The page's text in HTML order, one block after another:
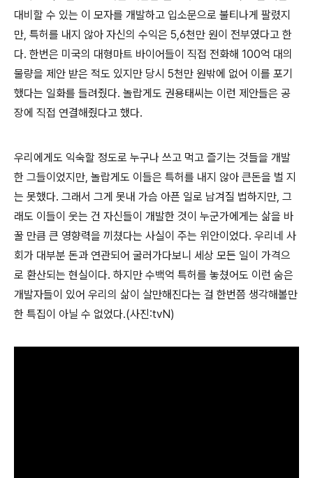
대비할 수 있는 이 모자를 개발하고 입소문으로 불티나게 팔렸지
만, 특허를 내지 않아 자신의 수익은 5,6천만 원이 전부였다고 한
다. 한번은 미국의 대형마트 바이어들이 직접 전화해 100억 대의
물량을 제안 받은 적도 있지만 당시 5천만 원밖에 없어 이를 포기
했다는 일화를 들려줬다. 놀랍게도 권용태씨는 이런 제안들은 공
장에 직접 연결해줬다고 했다.
우리에게도 익숙할 정도로 누구나 쓰고 먹고 즐기는 것들을 개발
한 그들이었지만, 놀랍게도 이들은 특허를 내지 않아 큰돈을 벌 지
는 못했다. 그래서 그게 못내 가슴 아픈 일로 남겨질 법하지만, 그
래도 이들이 웃는 건 자신들이 개발한 것이 누군가에게는 삶을 바
꿀 만큼 큰 영향력을 끼쳤다는 사실이 주는 위안이었다. 우리네 사
회가 대부분 돈과 연관되어 굴러가다보니 세상 모든 일이 가격으
로 환산되는 현실이다. 하지만 수백억 특허를 놓쳤어도 이런 숨은
개발자들이 있어 우리의 삶이 살만해진다는 걸 한번쯤 생각해볼만
한 특집이 아닐 수 없었다.(사진:tvN)